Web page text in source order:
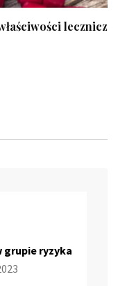
lecznicze
grupie ryzyka